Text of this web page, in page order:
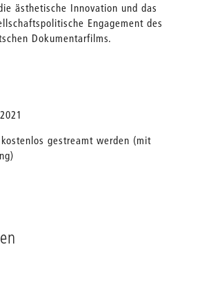
weiterempfehlenweiterempfehlen
ästhetische Innovation und das
Engagement des
Dokumentarfilms.
kostenlos gestreamt werden (mit